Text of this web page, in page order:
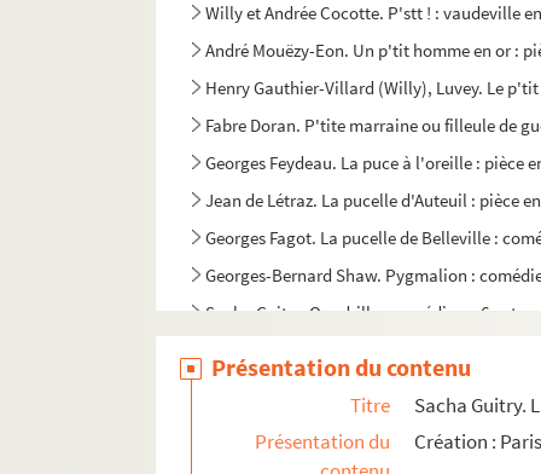
Willy et Andrée Cocotte. P'stt ! : vaudeville
André Mouëzy-Eon. Un p'tit homme en or :
Henry Gauthier-Villard (Willy), Luvey. Le
Fabre Doran. P'tite marraine ou filleule de
Georges Feydeau. La puce à l'oreille : pièce
Jean de Létraz. La pucelle d'Auteuil : pièce
Georges Fagot. La pucelle de Belleville :
Georges-Bernard Shaw. Pygmalion :
Sacha Guitry. Quadrille : comédie en 6 actes.
Melly Mellow. Quatre dames bien chambrées
Présentation du contenu
Titre
Sacha Guitry.
Présentation du
Création :